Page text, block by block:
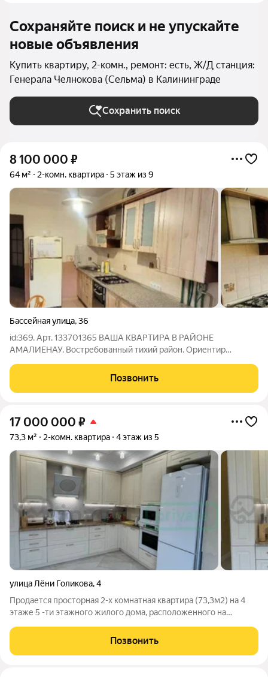
Сохраняйте поиск и не упускайте
новые объявления
Купить квартиру, 2-комн., ремонт: есть, Ж/Д станция:
Генерала Челнокова (Сельма) в Калининграде
Сохранить поиск
8 100 000 ₽
64 м² 2-комн. квартира 5 этаж из 9
Бассейная улица,36
id:369. Арт. 133701365 ВАША КВАРТИРА В РАЙОНЕ
АМАЛИЕНАУ. Востребованный тихий район. Ориентир
21, в которой учился космонавт Леонов, здание которой
является архитектурным памятником. ИДЕАЛЬНЫЙ
Позвонить
17 000 000 ₽
73,3 м² 2-комн. квартира 4 этаж из 5
улица Лёни Голикова,4
Продается просторная 2-х комнатная квартира (73,3м2) на 4
этаже 5 -ти этажного жилого дома, расположенного на
Позвонить